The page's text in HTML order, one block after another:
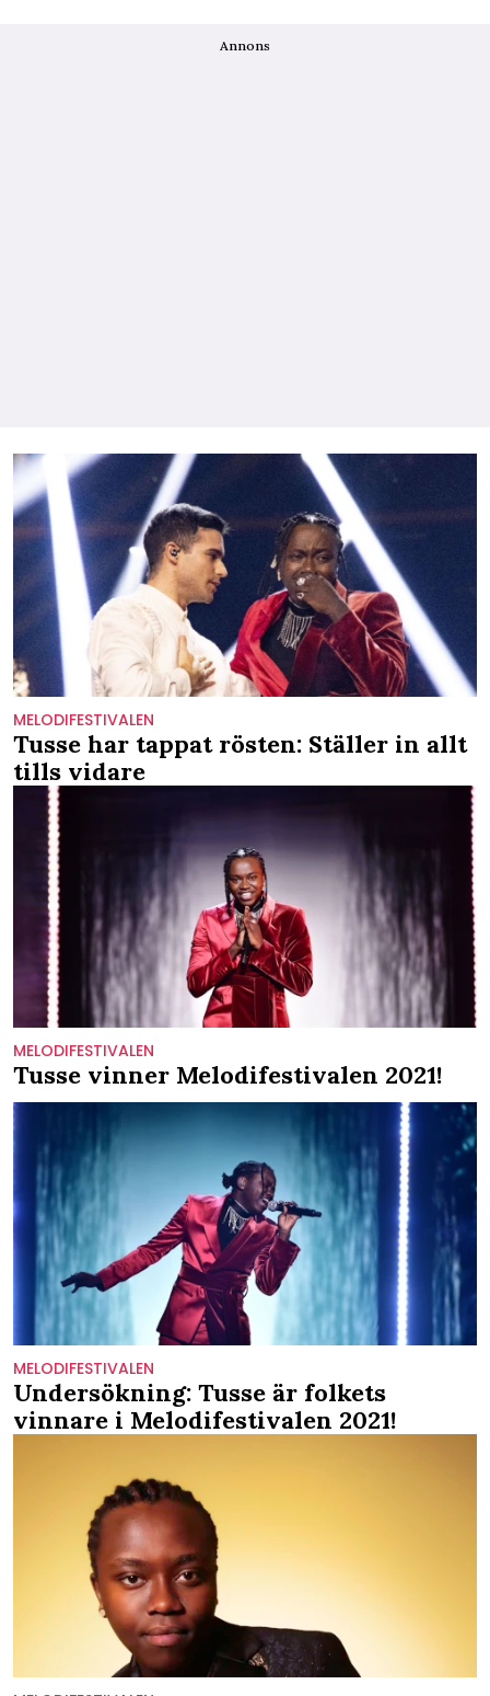
Annons
MELODIFESTIVALEN
Tusse har tappat rösten: Ställer in allt
tills vidare
MELODIFESTIVALEN
Tusse vinner Melodifestivalen 2021!
MELODIFESTIVALEN
Undersökning: Tusse är folkets
vinnare i Melodifestivalen 2021!